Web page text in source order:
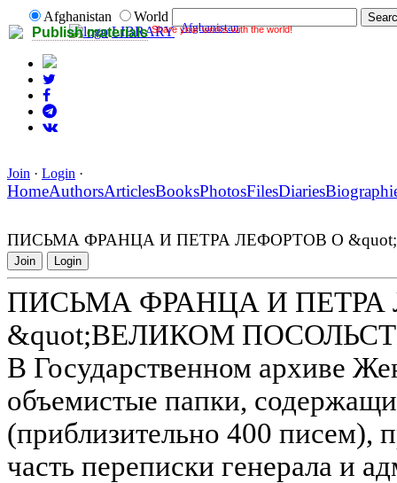
Publish materials Share your works with the world!
Afghanistan
World
LIBRARY Afghanistan
Join · Login ·
HomeAuthorsArticlesBooksPhotosFilesDiaries
ПИСЬМА ФРАНЦА И ПЕТРА ЛЕФОРТОВ О
Join Login
ПИСЬМА ФРАНЦА И ПЕТРА
&quot;ВЕЛИКОМ
В Государственном архиве
объемистые папки,
(приблизительно 400 писем),
часть переписки генерала и